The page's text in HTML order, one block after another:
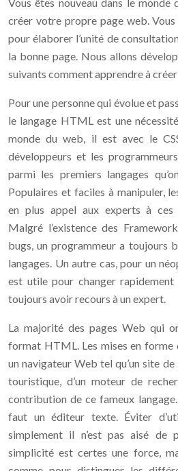
créer votre propre page web.
pour élaborer l’unité de
la bonne page. Nous allons
suivants comment apprendre à
Pour une personne qui évolue et
le langage HTML est une
monde du web, il est avec le
développeurs et les
parmi les premiers langages
Populaires et faciles à manipuler,
en plus appel aux experts à ces
Malgré l’existence des
bugs, un programmeur a toujours
langages. Un autre cas, pour un
est utile pour changer rapidement
toujours avoir recours à un expert.
La majorité des pages Web qui
format HTML. Les mises en forme
un navigateur Web tel qu’un site de
touristique, d’un moteur de
contribution de ce fameux
faut un éditeur texte. Éviter
simplement il n’est pas aisé de
simplicité est certes une force,